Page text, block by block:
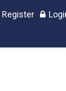
Register